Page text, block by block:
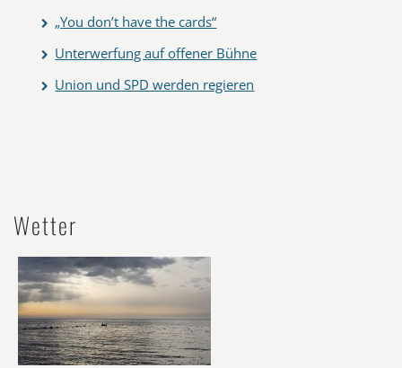
„You don’t have the cards“
Unterwerfung auf offener Bühne
Union und SPD werden regieren
Wetter